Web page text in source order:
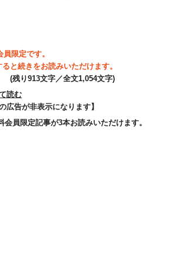
限定です。
ると続きをお読みいただけます。
(残り913文字／全文1,054文字)
読む
広告が非表示になります】
会員限定記事が3本お読みいただけます。